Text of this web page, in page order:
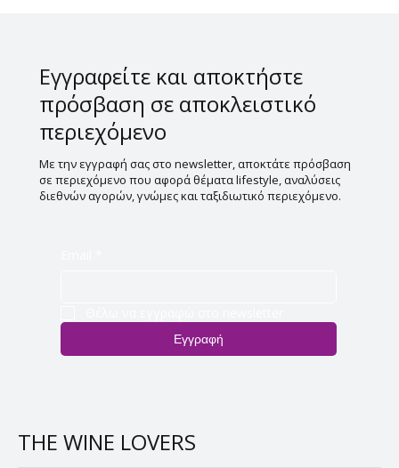
Εγγραφείτε και αποκτήστε
πρόσβαση σε αποκλειστικό
περιεχόμενο
Με την εγγραφή σας στο newsletter, αποκτάτε πρόσβαση
σε περιεχόμενο που αφορά θέματα lifestyle, αναλύσεις
διεθνών αγορών, γνώμες και ταξιδιωτικό περιεχόμενο.
Εγγραφή
THE WINE LOVERS